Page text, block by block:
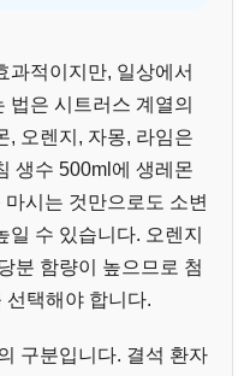
과적이지만, 일상에서
법은 시트러스 계열의
, 오렌지, 자몽, 라임은
생수 500ml에 생레몬
마시는 것만으로도 소변
수 있습니다. 오렌지
분 함량이 높으므로 첨
선택해야 합니다.
구분입니다. 결석 환자